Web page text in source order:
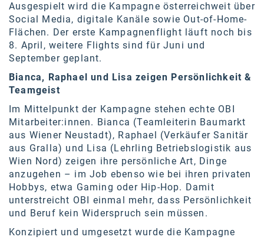
PwC
P&G
RIC
Schiefer Rechtsanwälte
Security KAG
smart
Smile Österreich
Strategie Austria
Strategy&
Ausgespielt wird die Kampagne österreichweit über
Social Media, digitale Kanäle sowie Out-of-Home-
Flächen. Der erste Kampagnenflight läuft noch bis
8. April, weitere Flights sind für Juni und
September geplant.
Bianca, Raphael und Lisa zeigen Persönlichkeit &
Teamgeist
Im Mittelpunkt der Kampagne stehen echte OBI
Mitarbeiter:innen. Bianca (Teamleiterin Baumarkt
aus Wiener Neustadt), Raphael (Verkäufer Sanitär
aus Gralla) und Lisa (Lehrling Betriebslogistik aus
Wien Nord) zeigen ihre persönliche Art, Dinge
anzugehen – im Job ebenso wie bei ihren privaten
Hobbys, etwa Gaming oder Hip-Hop. Damit
unterstreicht OBI einmal mehr, dass Persönlichkeit
und Beruf kein Widerspruch sein müssen.
Konzipiert und umgesetzt wurde die Kampagne